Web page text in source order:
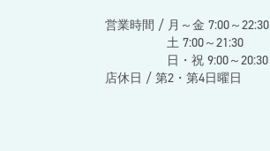
営業時間 / 月～金 7:00～22:30
土 7:00～21:30
日・祝 9:00～20:30
店休日 / 第2・第4日曜日